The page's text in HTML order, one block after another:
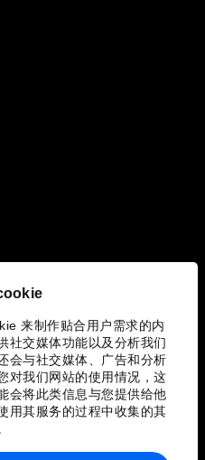
来制作贴合用户需求的内
社交媒体功能以及分析我们
会与社交媒体、广告和分析
对我们网站的使用情况，这
会将此类信息与您提供给他
用其服务的过程中收集的其